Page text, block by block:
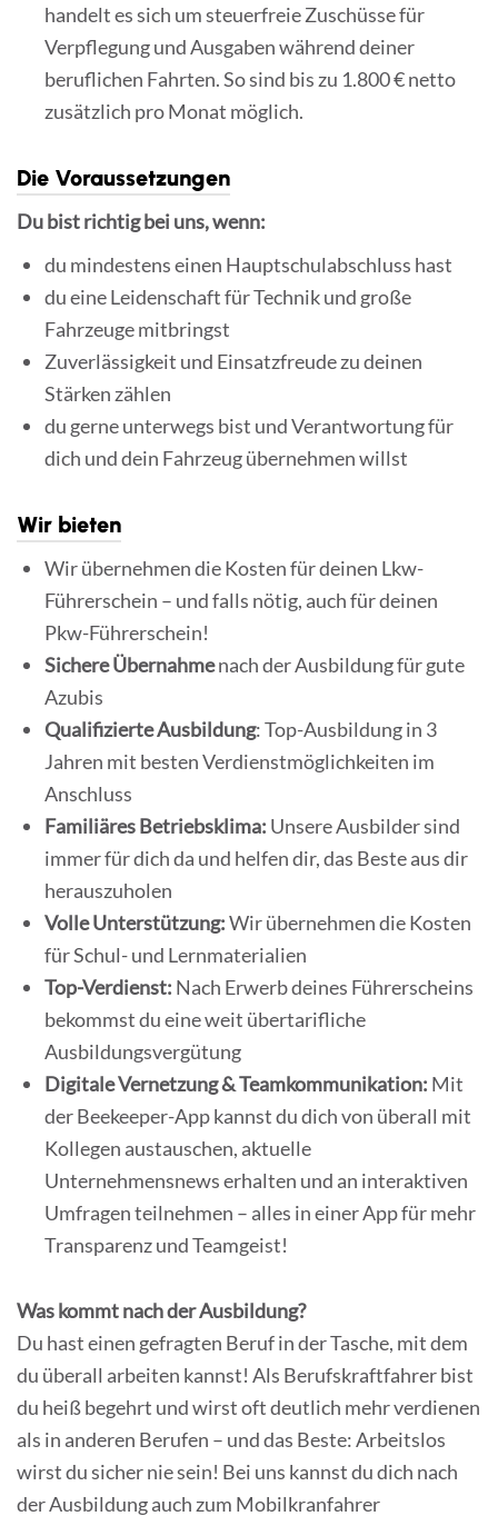
handelt es sich um steuerfreie Zuschüsse für
Verpflegung und Ausgaben während deiner
beruflichen Fahrten. So sind bis zu 1.800 € netto
zusätzlich pro Monat möglich.
Die Voraussetzungen
Du bist richtig bei uns, wenn:
du mindestens einen Hauptschulabschluss hast
du eine Leidenschaft für Technik und große
Fahrzeuge mitbringst
Zuverlässigkeit und Einsatzfreude zu deinen
Stärken zählen
du gerne unterwegs bist und Verantwortung für
dich und dein Fahrzeug übernehmen willst
Wir bieten
Wir übernehmen die Kosten für deinen Lkw-
Führerschein – und falls nötig, auch für deinen
Pkw-Führerschein!
Sichere Übernahmenach der Ausbildung für gute
Azubis
Qualifizierte Ausbildung: Top-Ausbildung in 3
Jahren mit besten Verdienstmöglichkeiten im
Anschluss
Familiäres Betriebsklima: Unsere Ausbilder sind
immer für dich da und helfen dir, das Beste aus dir
herauszuholen
Volle Unterstützung:Wir übernehmen die Kosten
für Schul- und Lernmaterialien
Top-Verdienst: Nach Erwerb deines Führerscheins
bekommst du eine weit übertarifliche
Ausbildungsvergütung
Digitale Vernetzung & Teamkommunikation: Mit
der Beekeeper-App kannst du dich von überall mit
Kollegen austauschen, aktuelle
Unternehmensnews erhalten und an interaktiven
Umfragen teilnehmen – alles in einer App für mehr
Transparenz und Teamgeist!
Was kommt nach der Ausbildung?
Du hast einen gefragten Beruf in der Tasche, mit dem
du überall arbeiten kannst! Als Berufskraftfahrer bist
du heiß begehrt und wirst oft deutlich mehr verdienen
als in anderen Berufen – und das Beste: Arbeitslos
wirst du sicher nie sein! Bei uns kannst du dich nach
der Ausbildung auch zum Mobilkranfahrer